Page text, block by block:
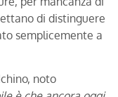
di distinguere
semplicemente a
noto